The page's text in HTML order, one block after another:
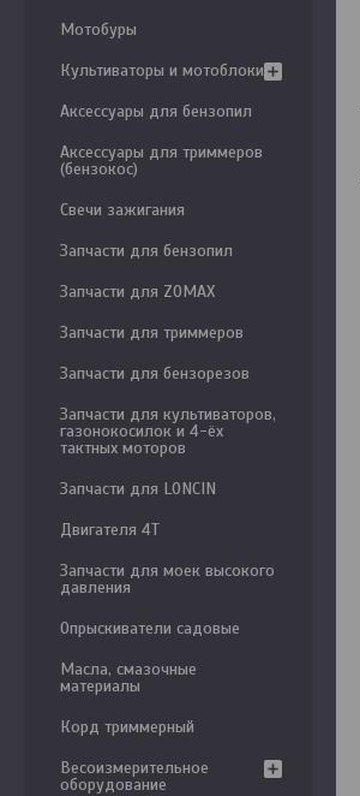
Мотобуры
Культиваторы и мотоблоки
Аксессуары для бензопил
Аксессуары для триммеров
(бензокос)
Свечи зажигания
Запчасти для бензопил
Запчасти для ZOMAX
Запчасти для триммеров
Запчасти для бензорезов
Запчасти для культиваторов,
газонокосилок и 4-ёх
тактных моторов
Запчасти для LONCIN
Двигателя 4Т
Запчасти для моек высокого
давления
Опрыскиватели садовые
Масла, смазочные
материалы
Корд триммерный
Весоизмерительное
оборудование